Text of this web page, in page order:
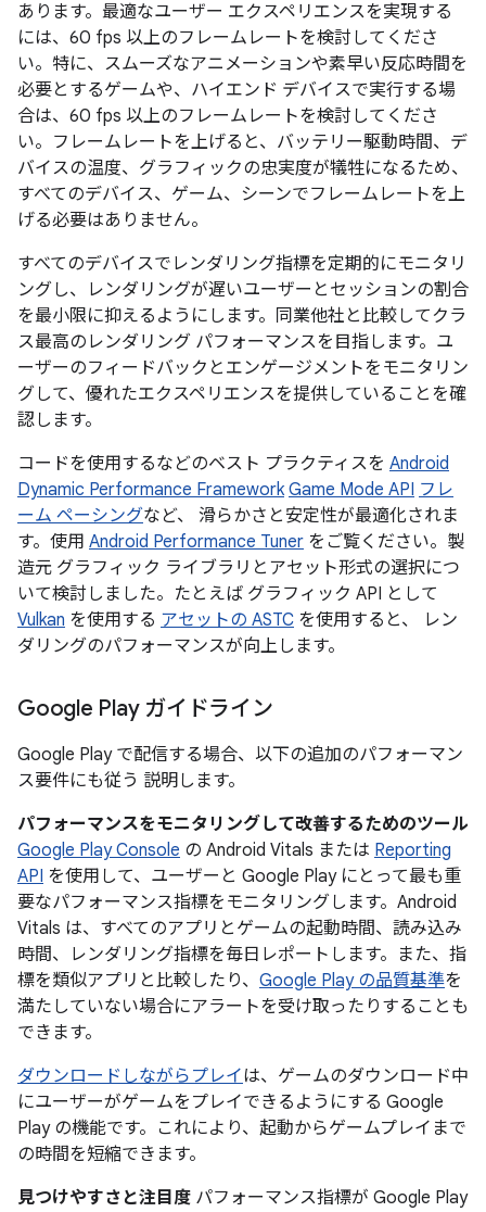
あります。最適なユーザー エクスペリエンスを実現する
には、60 fps 以上のフレームレートを検討してくださ
い。特に、スムーズなアニメーションや素早い反応時間を
必要とするゲームや、ハイエンド デバイスで実行する場
合は、60 fps 以上のフレームレートを検討してくださ
い。フレームレートを上げると、バッテリー駆動時間、デ
バイスの温度、グラフィックの忠実度が犠牲になるため、
すべてのデバイス、ゲーム、シーンでフレームレートを上
げる必要はありません。
すべてのデバイスでレンダリング指標を定期的にモニタリ
ングし、レンダリングが遅いユーザーとセッションの割合
を最小限に抑えるようにします。同業他社と比較してクラ
ス最高のレンダリング パフォーマンスを目指します。ユ
ーザーのフィードバックとエンゲージメントをモニタリン
グして、優れたエクスペリエンスを提供していることを確
認します。
コードを使用するなどのベスト プラクティスを Android
Dynamic Performance Framework Game Mode API フレ
ーム ペーシングなど、 滑らかさと安定性が最適化されま
す。使用 Android Performance Tuner をご覧ください。製
造元 グラフィック ライブラリとアセット形式の選択につ
いて検討しました。たとえば グラフィック API として
Vulkan を使用する アセットの ASTC を使用すると、 レン
ダリングのパフォーマンスが向上します。
Google Play ガイドライン
Google Play で配信する場合、以下の追加のパフォーマン
ス要件にも従う 説明します。
パフォーマンスをモニタリングして改善するためのツール
Google Play Console の Android Vitals または Reporting
API を使用して、ユーザーと Google Play にとって最も重
要なパフォーマンス指標をモニタリングします。Android
Vitals は、すべてのアプリとゲームの起動時間、読み込み
時間、レンダリング指標を毎日レポートします。また、指
標を類似アプリと比較したり、 Google Play の品質基準を
満たしていない場合にアラートを受け取ったりすることも
できます。
ダウンロードしながらプレイは、ゲームのダウンロード中
にユーザーがゲームをプレイできるようにする Google
Play の機能です。これにより、起動からゲームプレイまで
の時間を短縮できます。
見つけやすさと注目度 パフォーマンス指標が Google Play